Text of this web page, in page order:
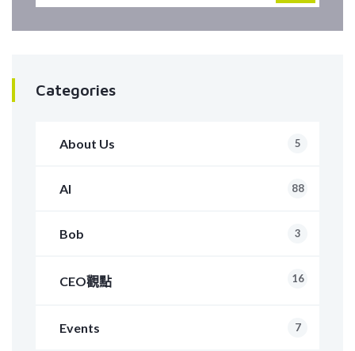
Categories
About Us 5
AI 88
Bob 3
CEO觀點 16
Events 7